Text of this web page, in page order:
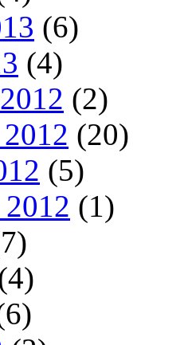
(6)
(4)
(2)
(20)
(5)
2012 (1)